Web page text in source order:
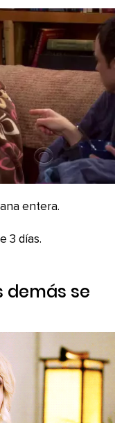
entera.
3 días.
demás se